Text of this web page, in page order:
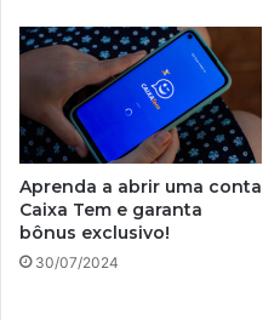
Aprenda a abrir uma conta
Caixa Tem e garanta
bônus exclusivo!
30/07/2024